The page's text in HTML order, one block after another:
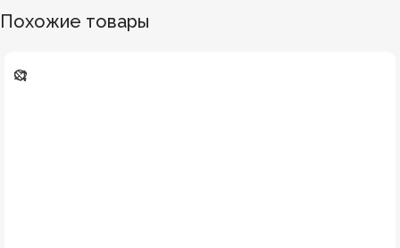
Похожие товары